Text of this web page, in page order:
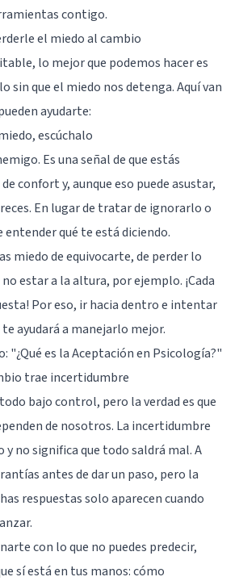
contigo.
el miedo al cambio
lo mejor que podemos hacer es
sin que el miedo nos detenga. Aquí van
ayudarte:
escúchalo
Es una señal de que estás
confort y, aunque eso puede asustar,
En lugar de tratar de ignorarlo o
qué te está diciendo.
miedo de equivocarte, de perder lo
no estar a la altura, por ejemplo. ¡Cada
Por eso, ir hacia dentro e intentar
ayudará a manejarlo mejor.
"¿Qué es la Aceptación en Psicología?"
trae incertidumbre
bajo control, pero la verdad es que
de nosotros. La incertidumbre
y no significa que todo saldrá mal. A
antes de dar un paso, pero la
respuestas solo aparecen cuando
con lo que no puedes predecir,
sí está en tus manos: cómo